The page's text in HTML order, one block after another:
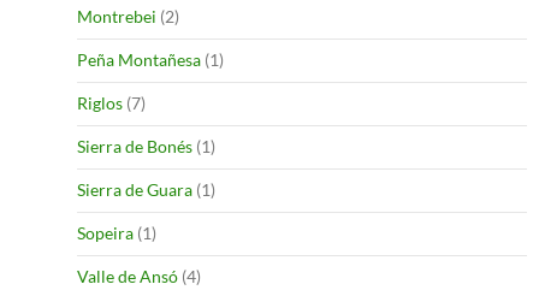
Montrebei (2)
Peña Montañesa (1)
Riglos (7)
Sierra de Bonés (1)
Sierra de Guara (1)
Sopeira (1)
Valle de Ansó (4)